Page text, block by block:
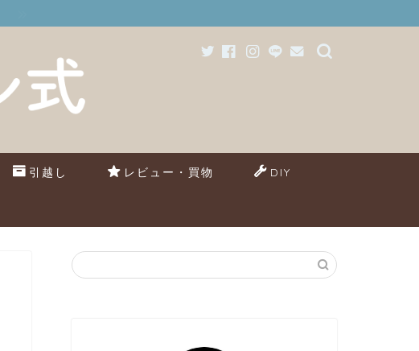
引越し レビュー・買物 DIY